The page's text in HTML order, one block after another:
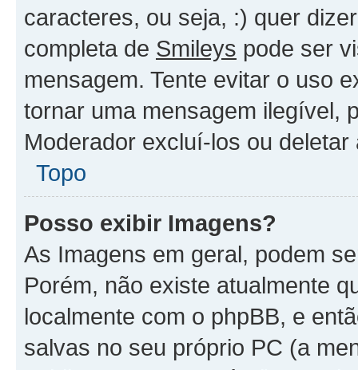
caracteres, ou seja, :) quer
completa de Smileys pode ser
mensagem. Tente evitar o uso
tornar uma mensagem ilegível,
Moderador excluí-los ou
Topo
Posso exibir Imagens?
As Imagens em geral, podem
Porém, não existe atualmente
localmente com o phpBB, e
salvas no seu próprio PC (a